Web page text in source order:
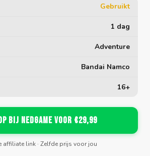
Gebruikt
1 dag
Adventure
Bandai Namco
16+
bij Nedgame voor €29,99
affiliate link · Zelfde prijs voor jou